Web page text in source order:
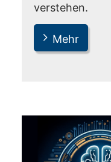
verstehen.
Mehr